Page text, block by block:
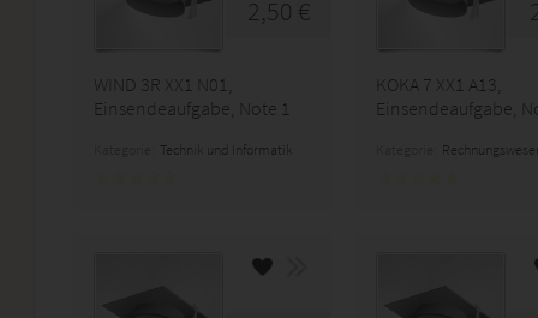
2,50 €
WIND 3R XX1 N01,
Einsendeaufgabe, Note 1
Technik und Informatik
KOKA 7 XX1 A13,
Einsendeaufgabe,